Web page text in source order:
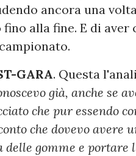
ancora una
alla fine. E di
GARA. Questa
già, anche se
che pur essendo
che dovevo
delle gomme e portare